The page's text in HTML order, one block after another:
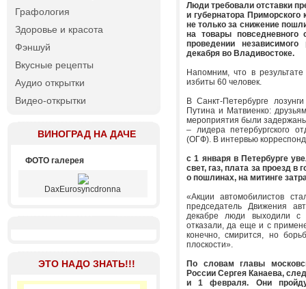
Графология
Здоровье и красота
Фэншуй
Вкусные рецепты
Аудио открытки
Видео-открытки
ВИНОГРАД НА ДАЧЕ
ФОТО галерея
DaxEurosyncdronna
ЭТО НАДО ЗНАТЬ!!!
Люди требовали отставки
и губернатора
не только за снижение
на товары
проведении
декабря во Владивостоке.
Напомним, что в
избиты 60 человек.
В Санкт-Петербурге
Путина и Матвиенко:
мероприятия были задержаны
– лидера петербургского
(ОГФ). В интервью
с 1 января в Петербурге
свет, газ, плата за проезд в
о пошлинах, на митинге
«Акции автомобилистов
председатель Движения
декабре люди выходили с
отказали, да еще и с
конечно, смирится, но
плоскости».
По словам главы
России Сергея Канаева,
и 1 февраля. Они